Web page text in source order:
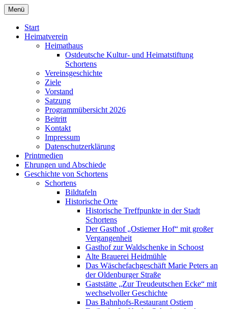
Zum
Inhalt
springen
Heimatverein Schortens von 1929 e. V.
Menü
Start
Heimatverein
Heimathaus
Ostdeutsche Kultur- und Heimatstiftung
Schortens
Vereinsgeschichte
Ziele
Vorstand
Satzung
Programmübersicht 2026
Beitritt
Kontakt
Impressum
Datenschutzerklärung
Printmedien
Ehrungen und Abschiede
Geschichte von Schortens
Schortens
Bildtafeln
Historische Orte
Historische Treffpunkte in der Stadt
Schortens
Der Gasthof „Ostiemer Hof“ mit großer
Vergangenheit
Gasthof zur Waldschenke in Schoost
Alte Brauerei Heidmühle
Das Wäschefachgeschäft Marie Peters an
der Oldenburger Straße
Gaststätte „Zur Treudeutschen Ecke“ mit
wechselvoller Geschichte
Das Bahnhofs-Restaurant Ostiem